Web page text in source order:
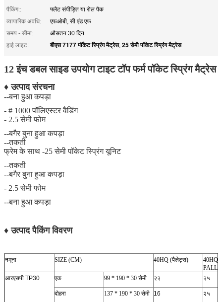
पैकिंग::
फ्लैट संपीड़ित या रोल पैक
व्यापारिक अवधि:
एफओबी, सी एंड एफ
समय - सीमा:
औसतन 30 दिन
हाई लाइट:
बीएस 7177 पॉकेट स्प्रिंग मैट्रेस, 25 सेमी पॉकेट स्प्रिंग मैट्रेस
12 इंच डबल साइड उपयोग टाइट टॉप फर्म पॉकेट स्प्रिंग मैट्रेस
♦ उत्पाद संरचना
--बना हुआ कपड़ा
- # 1000 पॉलिएस्टर वैडिंग
- 2.5 सेमी फोम
--बगैर बुना हुआ कपड़ा
--तकती
फ्रेम के साथ -25 सेमी पॉकेट स्प्रिंग यूनिट
--तकती
--बगैर बुना हुआ कपड़ा
- 2.5 सेमी फोम
--बना हुआ कपड़ा
♦ उत्पाद पैकिंग विवरण
नमूना SIZE (CM) 40HQ (पैलेट्स)
40HQ
आरएसपी TP30
एक 99 * 190 * 30 सेमी २२ २५
दोहरा 137 * 190 * 30 सेमी 16 २५